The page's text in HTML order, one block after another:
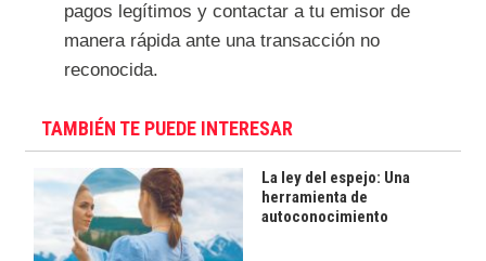
pagos legítimos y contactar a tu emisor de
manera rápida ante una transacción no
reconocida.
TAMBIÉN TE PUEDE INTERESAR
La ley del espejo: Una
herramienta de
autoconocimiento